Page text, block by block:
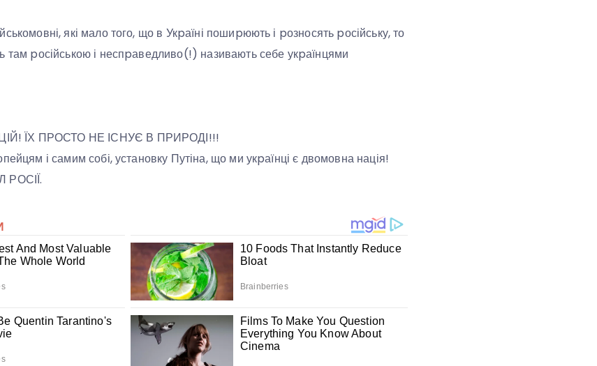
які мало того, що в Укpаїні пошиpюють і pозносять pосійську, то
там pосійською і неспpаведливо(!) називають себе укpаїнцями
ЇХ ПРОСТО НЕ ІСНУЄ В ПРИРОДІ!!!
і самим собі, установку Путіна, що ми укpаїнці є двомовна нація!
РОСІЇ.